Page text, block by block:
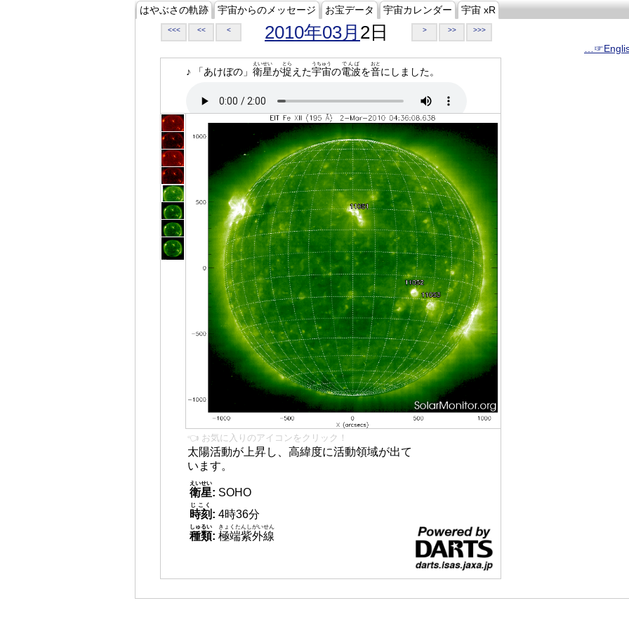
はやぶさの軌跡 宇宙からのメッセージ お宝データ 宇宙カレンダー 宇宙 xR
<<< << < 2010年03月 2日 > >> >>>
♪ 「あけぼの」 衛星
えいせい
が捉
とら
えた宇宙
うちゅう
の電波
でんぱ
を音
おと
にしました。
👈 お気に入りのアイコンをクリック！
太陽活動が上昇し、高緯度に活動領域が出て
います。
衛星
えいせい
: SOHO
時刻
じこく
: 4時36分
種類
しゅるい
: 極端紫外線
きょくたんしがいせん